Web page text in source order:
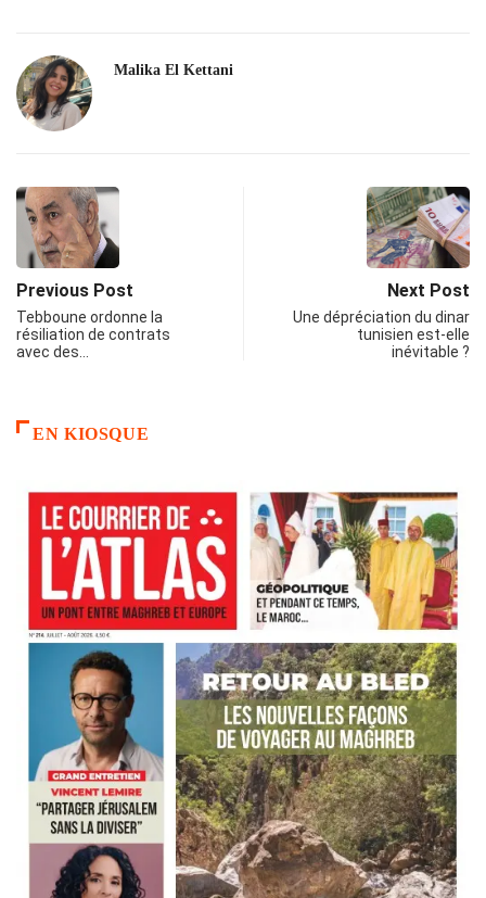
Malika El Kettani
Previous Post
Tebboune ordonne la
résiliation de contrats
avec des…
Next Post
Une dépréciation du dinar
tunisien est-elle
inévitable ?
EN KIOSQUE